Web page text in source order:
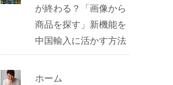
が終わる？「画像から
商品を探す」新機能を
中国輸入に活かす方法
ホーム